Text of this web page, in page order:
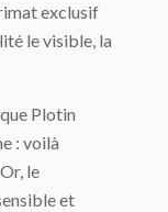
exclusif
le visible, la
Plotin
: voilà
le
et